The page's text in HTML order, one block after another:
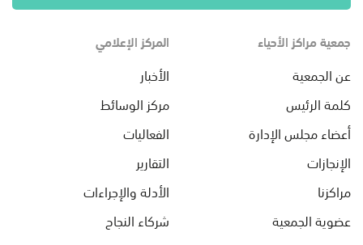
جمعية مراكز الأحياء
عن الجمعية
كلمة الرئيس
أعضاء مجلس الإدارة
الإنجازات
مراكزنا
عضوية الجمعية
المركز الإعلامي
الأخبار
مركز الوسائط
الفعاليات
التقارير
الأدلة والإجراءات
شركاء النجاح